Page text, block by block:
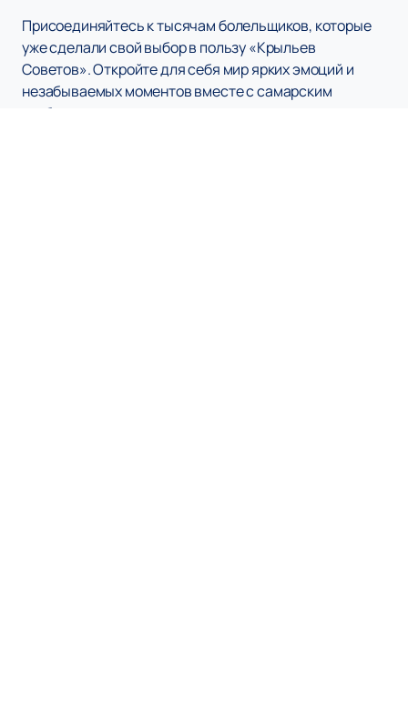
Присоединяйтесь к тысячам болельщиков, которые
уже сделали свой выбор в пользу «Крыльев
Советов». Откройте для себя мир ярких эмоций и
незабываемых моментов вместе с самарским
клубом.